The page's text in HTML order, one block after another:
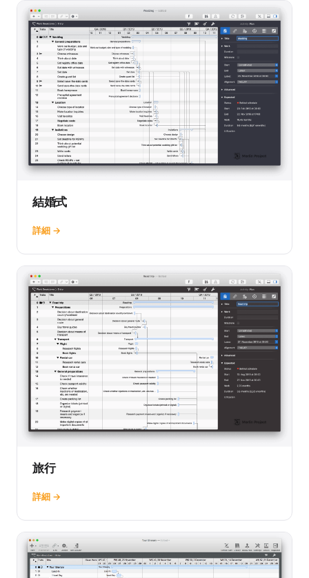
結婚式
詳細 →
旅行
詳細 →